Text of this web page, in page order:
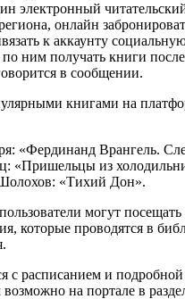
электронный
онлайн
к аккаунту
ним получать книги
в сообщении.
книгами на
«Фердинанд Врангель.
«Пришельцы из
«Тихий Дон».
могут
которые проводятся в
с расписанием и
на портале в